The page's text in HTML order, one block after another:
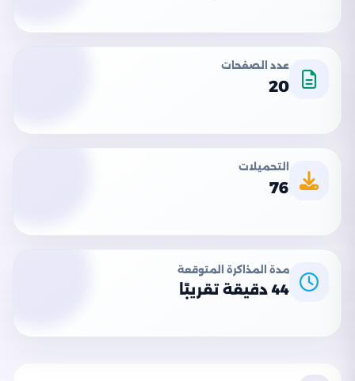
عدد الصفحات
20
التحميلات
76
مدة المذاكرة المتوقعة
44 دقيقة تقريبًا